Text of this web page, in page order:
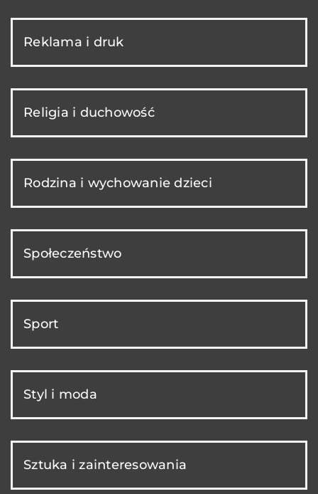
Reklama i druk
Religia i duchowość
Rodzina i wychowanie dzieci
Społeczeństwo
Sport
Styl i moda
Sztuka i zainteresowania